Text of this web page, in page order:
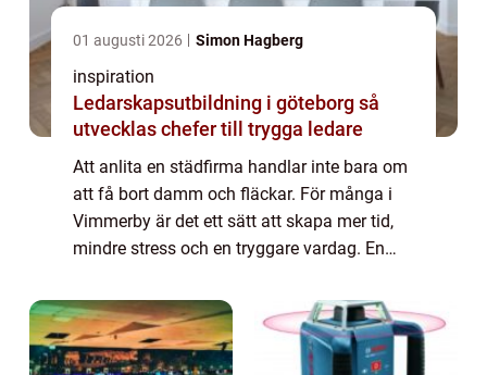
01 augusti 2026 Simon Hagberg
inspiration
Ledarskapsutbildning i göteborg så
utvecklas chefer till trygga ledare
Att anlita en städfirma handlar inte bara om
att få bort damm och fläckar. För många i
Vimmerby är det ett sätt att skapa mer tid,
mindre stress och en tryggare vardag. En
utan också struktur, tydliga rutin...